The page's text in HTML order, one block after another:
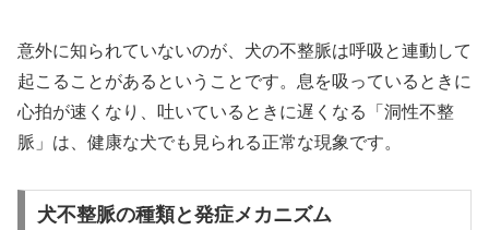
意外に知られていないのが、犬の不整脈は呼吸と連動して
起こることがあるということです。息を吸っているときに
心拍が速くなり、吐いているときに遅くなる「洞性不整
脈」は、健康な犬でも見られる正常な現象です。
犬不整脈の種類と発症メカニズム